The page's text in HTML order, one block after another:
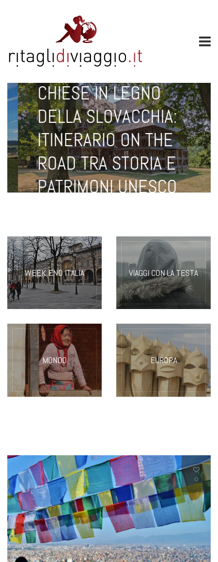
CHIESE IN LEGNO
DELLA SLOVACCHIA:
ITINERARIO ON THE
ROAD TRA STORIA E
PATRIMONI UNESCO
WEEK END ITALIA VIAGGI CON LA TESTA
MONDO EUROPA
0